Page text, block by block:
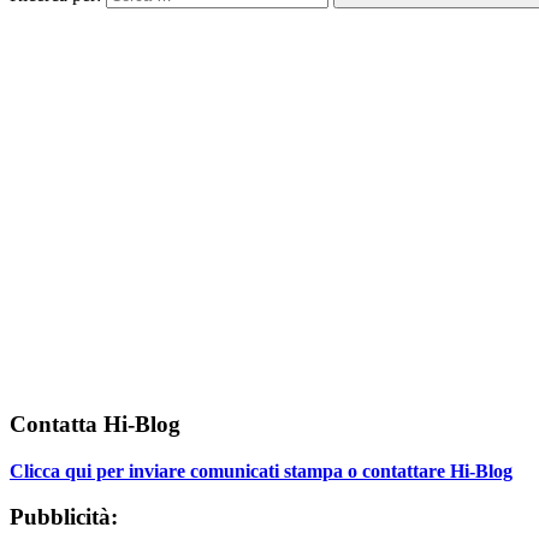
Contatta Hi-Blog
Clicca qui per inviare comunicati stampa o contattare Hi-Blog
Pubblicità: